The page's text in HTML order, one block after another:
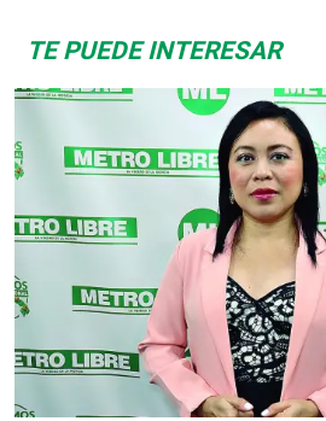
TE PUEDE INTERESAR